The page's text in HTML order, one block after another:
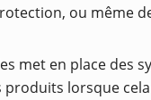
ou même
met en place des
lorsque